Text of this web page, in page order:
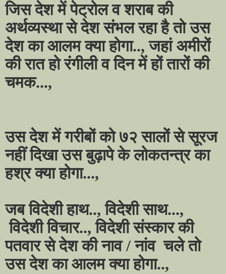
जिस देश में पेट्रोल व शराब की
अर्थव्यस्था से देश संभल रहा है तो उस
देश का आलम क्या होगा.., जहां अमीरों
की रात हो रंगीली व दिन में हों तारों की
चमक...,
उस देश में गरीबों को ७२ सालों से सूरज
नहीं दिखा उस बुढ़ापे के लोकतन्त्र का
हश्र क्या होगा...,
जब विदेशी हाथ.., विदेशी साथ...,
विदेशी विचार.., विदेशी संस्कार की
पतवार से देश की नाव / नांव चले तो
उस देश का आलम क्या होगा..,